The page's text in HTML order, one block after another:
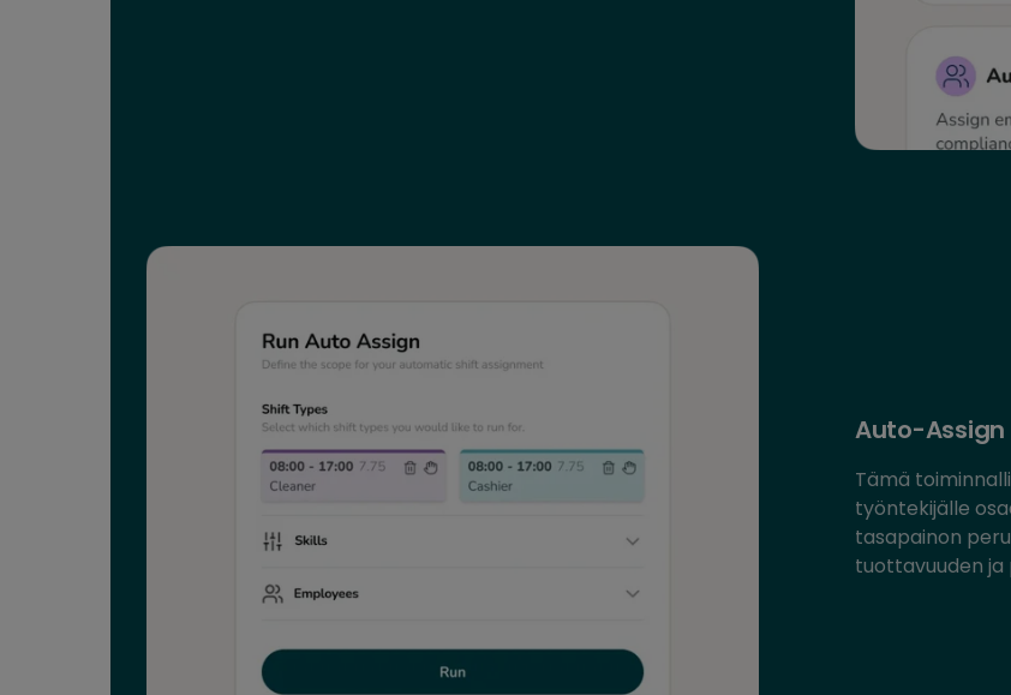
Auto-
Tämä
työntekijälle
tasapainon
tuottavuuden ja